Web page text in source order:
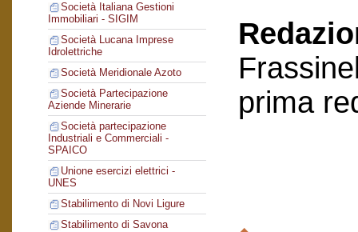
Società Italiana Gestioni
Immobiliari - SIGIM
Società Lucana Imprese
Idrolettriche
Società Meridionale Azoto
Società Partecipazione
Aziende Minerarie
Società partecipazione
Industriali e Commerciali -
SPAICO
Unione esercizi elettrici -
UNES
Stabilimento di Novi Ligure
Stabilimento di Savona
prima